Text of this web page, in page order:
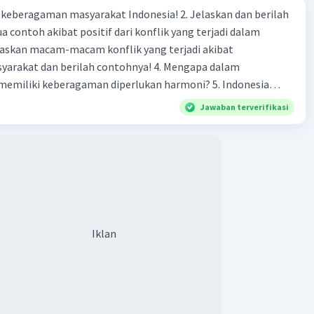
100
terverifikasi
teknik sambung adalah proses menggabungkan
masyarakat Indonesia! 2. Jelaskan dan berilah
contoh akibat positif dari konflik yang terjadi dalam
dan berilah contohnya! 4. Mengapa dalam
keberagaman diperlukan harmoni? 5. Indonesia
yang kaya akan keberagaman baik dilihat dari agama, suku,
Berdasarkan pernyataan tersebut, apa yang dapat
Jawaban terverifikasi
Iklan